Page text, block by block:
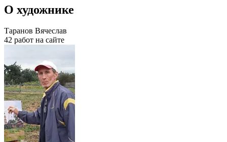
О художнике
Таранов Вячеслав
42 работ на сайте